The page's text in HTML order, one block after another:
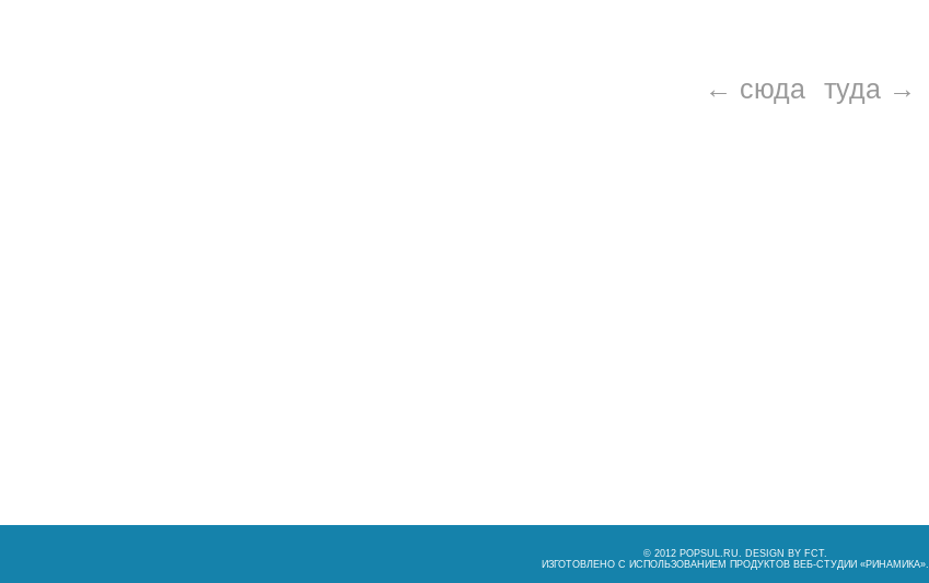
← сюда туда →
© 2012 POPSUL.RU. DESIGN BY FCT.
ИЗГОТОВЛЕНО С ИСПОЛЬЗОВАНИЕМ ПРОДУКТОВ ВЕБ-СТУДИИ «РИНАМИКА».